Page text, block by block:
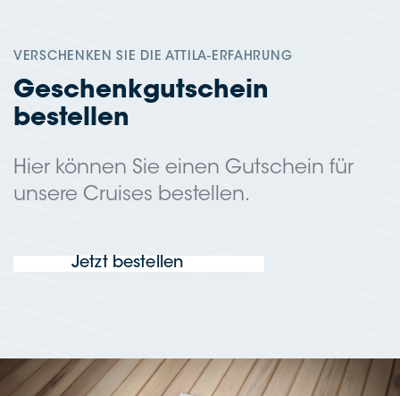
VERSCHENKEN SIE DIE ATTILA-ERFAHRUNG
Geschenk­gut­schein
bestellen
Hier kön­nen Sie einen Gut­schein für
unse­re Crui­ses bestellen.
Jetzt bestel­len